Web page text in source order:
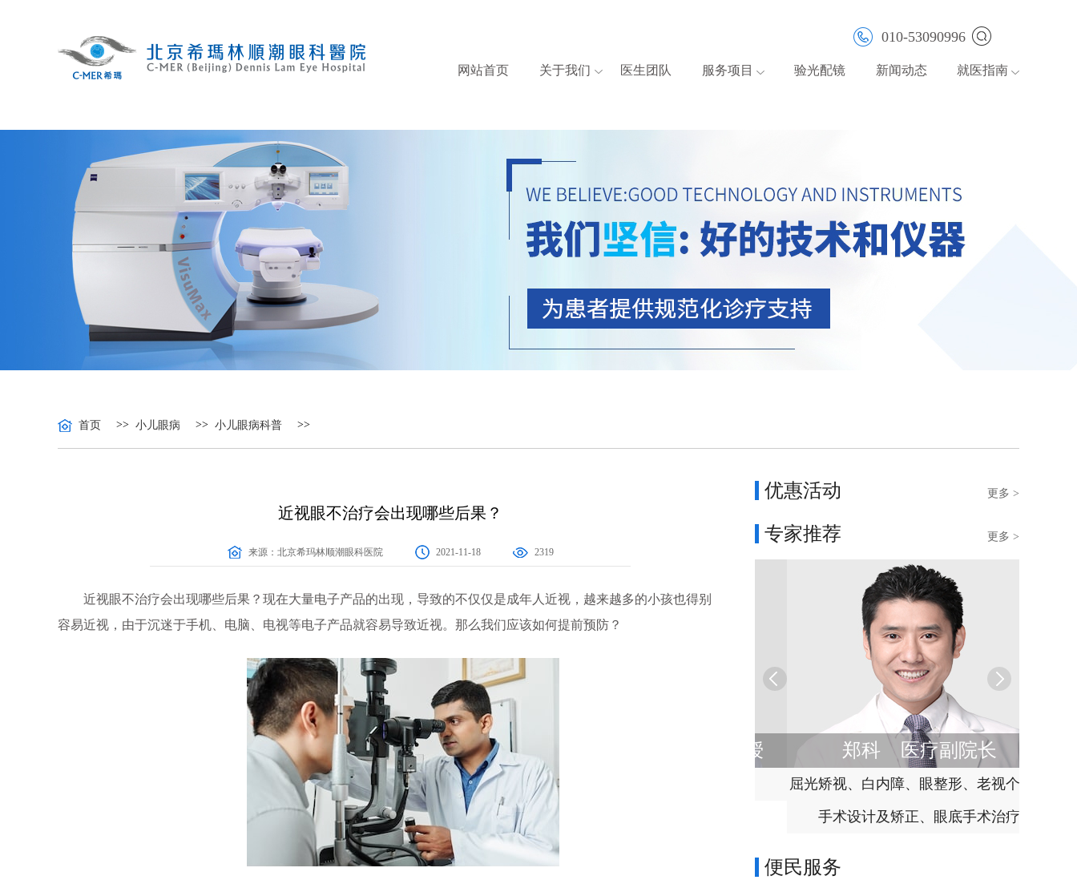
010-53090996
网站首页 关于我们 医生团队 服务项目 验光配镜 新闻动态 就医指南
首页 >> 小儿眼病 >> 小儿眼病科普 >>
近视眼不治疗会出现哪些后果？
来源： 北京希玛林顺潮眼科医院 2021-11-18 2319
近视眼不治疗会出现哪些后果？现在大量电子产品的出现，导致的不仅仅是成年人近视，越来越多的小孩也得别
容易近视，由于沉迷于手机、电脑、电视等电子产品就容易导致近视。那么我们应该如何提前预防？
优惠活动 更多 >
专家推荐 更多 >
董方田 主任医师
眼底病的诊治，尤其专长于糖尿病视网膜
病变、黄斑疾病和视网膜移植
肖林
儿童视觉发育性眼病诊治
郑科 医疗副院长
屈光矫视、白内障、眼整形、老视个性化
手术设计及矫正、眼底手术治疗
便民服务